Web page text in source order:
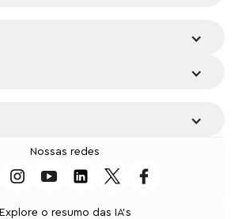
Nossas redes
Explore o resumo das IA's